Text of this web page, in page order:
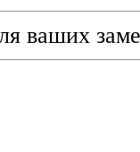
ваших